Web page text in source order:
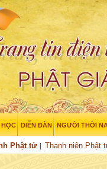
HỌC DIỄN ĐÀN NGƯỜI THỜI
Phật tử Thanh niên Phật